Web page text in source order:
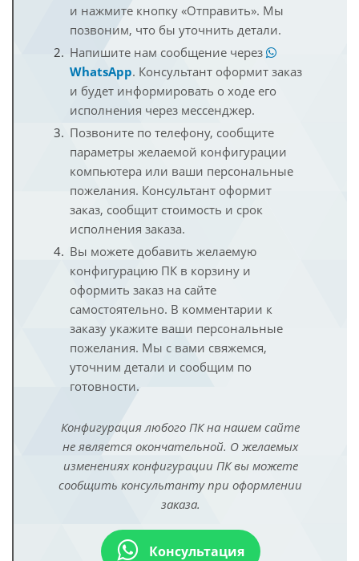
и нажмите кнопку «Отправить». Мы
позвоним, что бы уточнить детали.
Напишите нам сообщение через
WhatsApp. Консультант оформит заказ
и будет информировать о ходе его
исполнения через мессенджер.
Позвоните по телефону, сообщите
параметры желаемой конфигурации
компьютера или ваши персональные
пожелания. Консультант оформит
заказ, сообщит стоимость и срок
исполнения заказа.
Вы можете добавить желаемую
конфигурацию ПК в корзину и
оформить заказ на сайте
самостоятельно. В комментарии к
заказу укажите ваши персональные
пожелания. Мы с вами свяжемся,
уточним детали и сообщим по
готовности.
Конфигурация любого ПК на нашем сайте
не является окончательной. О желаемых
изменениях конфигурации ПК вы можете
сообщить консультанту при оформлении
заказа.
Консультация